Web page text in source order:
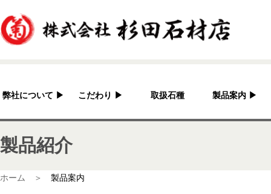
弊社について ▶
杉田石材店とは？
会社概要
こだわり ▶
加工へのこだわり
取扱石種 製品案内 ▶
灯篭
製品紹介
ホーム ＞ 製品案内